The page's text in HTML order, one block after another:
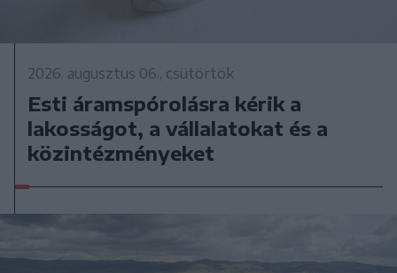
2026. augusztus 06., csütörtök
Esti áramspórolásra kérik a
lakosságot, a vállalatokat és a
közintézményeket